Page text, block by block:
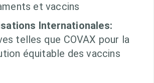
et vaccins
Internationales:
telles que COVAX pour la
équitable des vaccins